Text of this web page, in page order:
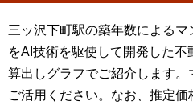
三ッ沢下町駅の築年数による
をAI技術を駆使して開発した
算出しグラフでご紹介します
ご活用ください。なお、推定